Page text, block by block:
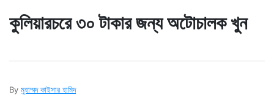
কুলিয়ারচরে ৩০ টাকার জন্য অটোচালক খুন
By মুহাম্মদ কাইসার হামিদ